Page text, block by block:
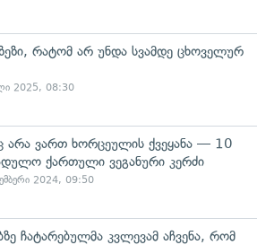
რატომ არ უნდა სვამდე ცხოველურ
2025, 08:30
არა ვართ ხორცეულის ქვეყანა — 10
ქართული ვეგანური კერძი
2024, 09:50
ჩატარებულმა კვლევამ აჩვენა, რომ